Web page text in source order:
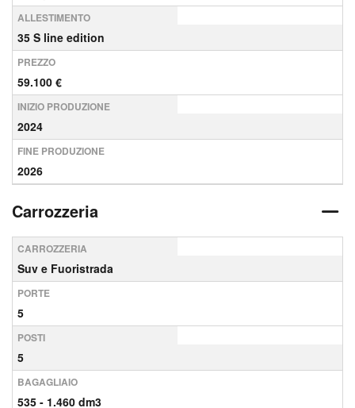
ALLESTIMENTO
35 S line edition
PREZZO
59.100 €
INIZIO PRODUZIONE
2024
FINE PRODUZIONE
2026
Carrozzeria
CARROZZERIA
Suv e Fuoristrada
PORTE
5
POSTI
5
BAGAGLIAIO
535 - 1.460 dm3